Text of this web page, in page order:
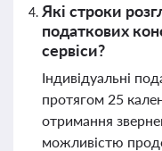
Які строки
податкових
сервіси?
Індивідуальні
протягом 25
отримання
можливістю